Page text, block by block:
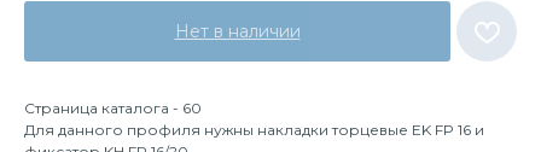
Нет в наличии
Страница каталога - 60
Для данного профиля нужны накладки торцевые EK FP 16 и